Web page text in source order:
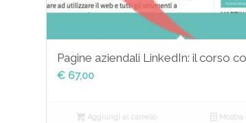
Pagine aziendali LinkedIn: il corso
€ 67,00
Aggiungi al carrello Mostra